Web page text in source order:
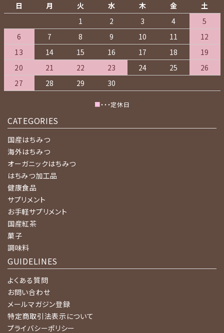
日 月 火 水 木 金
土
1
2 3 4
5
6
7 8 9 10 11
12
13
14 15 16 17 18
19
20
21 22 23 24 25
26
27
28 29 30
■・・・定休日
CATEGORIES
国産はちみつ
海外はちみつ
オーガニックはちみつ
はちみつ加工品
健康食品
サプリメント
お手軽サプリメント
国産紅茶
菓子
調味料
GUIDELINES
よくある質問
お問い合わせ
メールマガジン登録
特定商取引法表示について
プライバシーポリシー